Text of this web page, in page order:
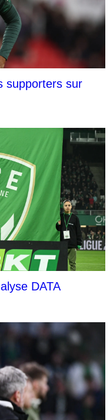
supporters sur
DATA